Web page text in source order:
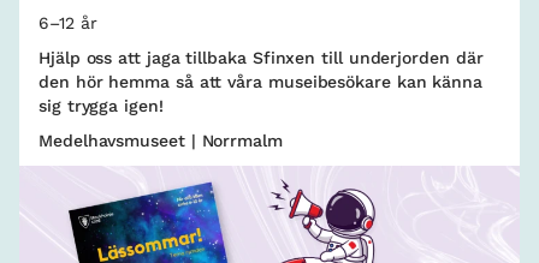
6–12 år
Hjälp oss att jaga tillbaka Sfinxen till underjorden där
den hör hemma så att våra museibesökare kan känna
sig trygga igen!
Medelhavsmuseet | Norrmalm